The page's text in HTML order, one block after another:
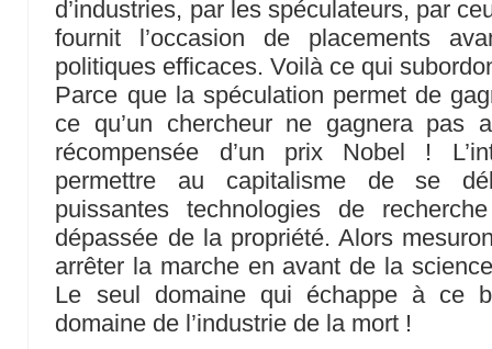
d’industries, par les spéculateurs, par
fournit l’occasion de placements
politiques efficaces. Voilà ce qui
Parce que la spéculation permet de
ce qu’un chercheur ne gagnera pas
récompensée d’un prix Nobel !
permettre au capitalisme de se
puissantes technologies de
dépassée de la propriété. Alors
arrêter la marche en avant de la
Le seul domaine qui échappe à ce
domaine de l’industrie de la mort !